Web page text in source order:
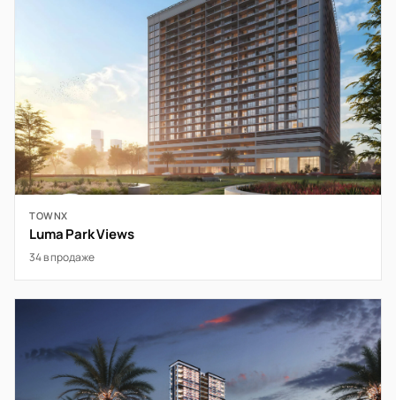
TOWNX
Luma Park Views
34 в продаже